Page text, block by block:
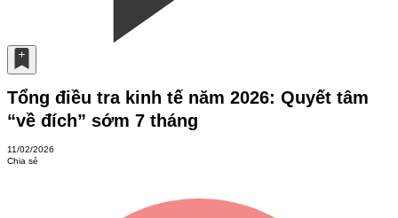
Tổng điều tra kinh tế năm 2026: Quyết tâm
“về đích” sớm 7 tháng
11/02/2026
Chia sẻ